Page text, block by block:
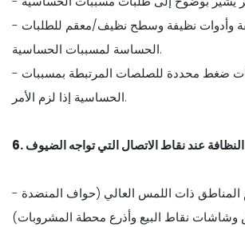
- استخدم مقلاة نظيفة وأدوات نظيفة وسطح نظيف/معقم للطلبات
الحساسة لمسببات الحساسية.
- حدد زجاجات أو حاويات ضغط محددة للصلصات المرتبطة بمسببات
الحساسية إذا لزم الأمر.
6. النظافة عند نقاط الاتصال التي تواجه الضيوف
- قم بانتظام بتعقيم المناطق ذات اللمس العالي (حواف المنضدة